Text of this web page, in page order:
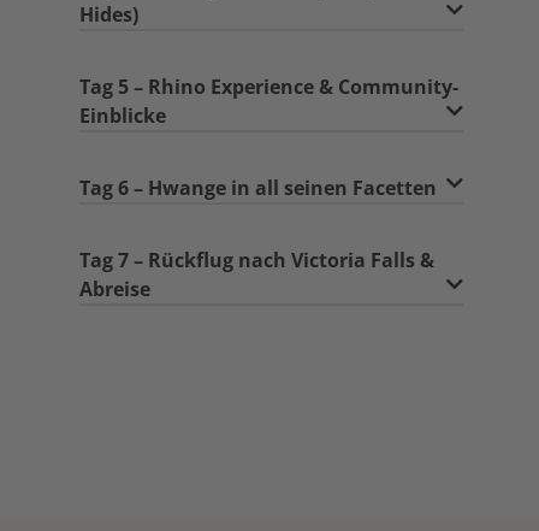
Hides)
Tag 5 – Rhino Experience & Community-
Einblicke
Tag 6 – Hwange in all seinen Facetten
Tag 7 – Rückflug nach Victoria Falls &
Abreise